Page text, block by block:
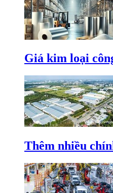
Giá kim loại
Thêm nhiều